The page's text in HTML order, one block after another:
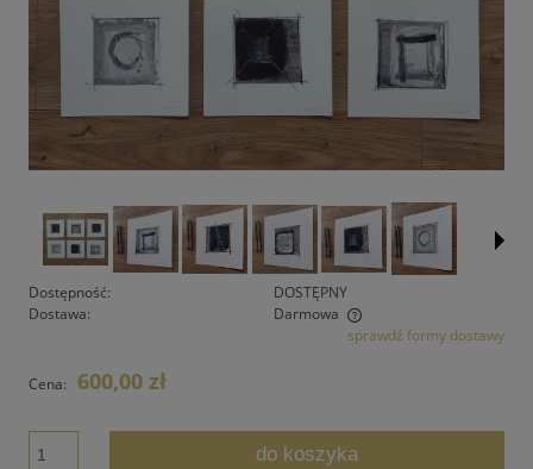
Dostępność:
DOSTĘPNY
Dostawa:
Darmowa
Cena nie zawiera ewentualnych kosztów płatnościsprawdź formy dostawy
Cena: 600,00 zł
do koszyka